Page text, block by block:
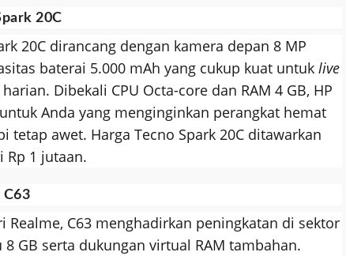
20C
20C dirancang dengan kamera depan 8 MP
baterai 5.000 mAh yang cukup kuat untuk live
harian. Dibekali CPU Octa-core dan RAM 4 GB, HP
Anda yang menginginkan perangkat hemat
tetap awet. Harga Tecno Spark 20C ditawarkan
Rp 1 jutaan.
C63
Realme, C63 menghadirkan peningkatan di sektor
8 GB serta dukungan virtual RAM tambahan.